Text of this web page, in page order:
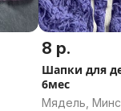
8 р.
Шапки для
6мес
Мядель,